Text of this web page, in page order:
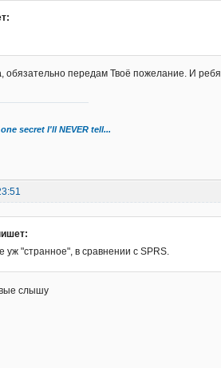
, обязательно передам Твоё пожелание. И
secret I'll NEVER tell...
уж "странное", в сравнении с SPRS.
слышу